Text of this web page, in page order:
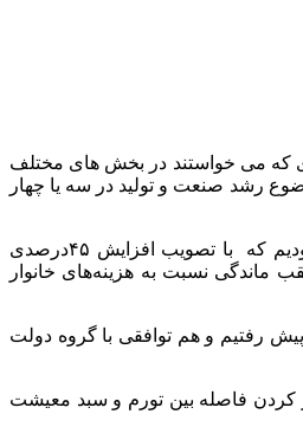
کارگران ماهر در کارخانه است بیان می کند :در دوره ای حدود سه تا ۴سال قبل تعداد افرادی که می خواستند در بخش های مختلف
رشد صنعت و تولید در سه یا چهار
خدایی درباره میزان دستمزد کارگران در آخرین نشست شورای عالی کار گفت: در کمیته دستمزد روی یک سبد معیشت ۲۳میلیون و ۴۹۰هزار تومانی توافق کرده بودیم که با تصویب افزایش ۴۵درصدی
عدد ۱۵میلیون و ۶۲۳هزار تومان است و کماکان کارگران با ۳.۳فرزند حدود ۷میلیون تومان عقب ماندگی نسبت به هزینه‌های خانوار
رفتیم و هم توافقی با گروه دولت
کردن فاصله بین تورم و سبد معیشت